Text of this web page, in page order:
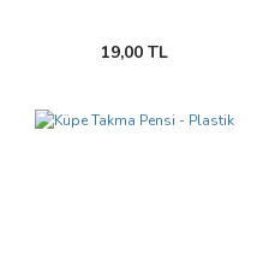
19,00 TL